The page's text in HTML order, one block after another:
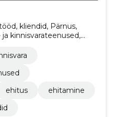
kliendid, Pärnus,
kinnisvarateenused,
ehitus
ehitamine